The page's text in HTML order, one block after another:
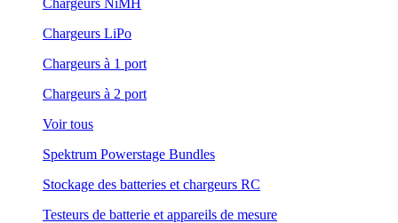
Chargeurs NiMH
Chargeurs LiPo
Chargeurs à 1 port
Chargeurs à 2 port
Voir tous
Spektrum Powerstage Bundles
Stockage des batteries et chargeurs RC
Testeurs de batterie et appareils de mesure